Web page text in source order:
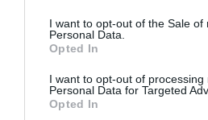
I want to opt-out of the Sale of
Personal Data.
Opted In
I want to opt-out of processing
Personal Data for Targeted
Opted In